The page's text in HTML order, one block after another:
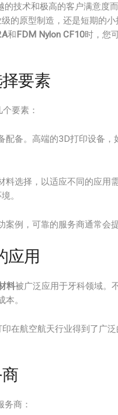
的技术和极高的客户满意度
的原型制造，还是短期的
和FDM Nylon CF10时，您
要素
要素：
配备。高端的3D打印设备
料选择，以适应不同的应用
。
案例，可靠的服务商通常会
应用
料被广泛应用于牙科领域。
。
在航空航天行业得到了广
商：